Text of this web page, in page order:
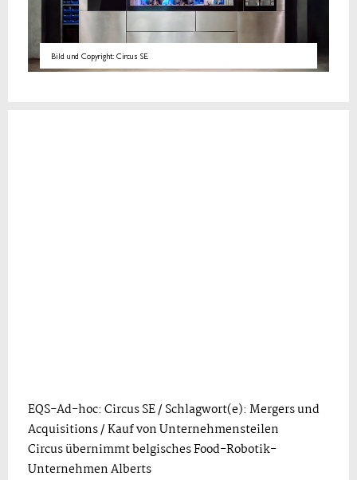
Bild und Copyright: Circus SE.
EQS-Ad-hoc: Circus SE / Schlagwort(e): Mergers und
Acquisitions / Kauf von Unternehmensteilen
Circus übernimmt belgisches Food-Robotik-
Unternehmen Alberts